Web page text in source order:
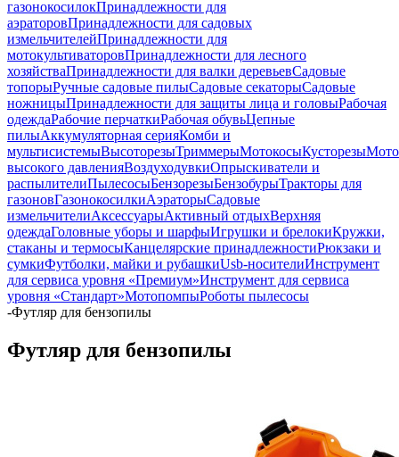
газонокосилокПринадлежности для
аэраторовПринадлежности для садовых
измельчителейПринадлежности для
мотокультиваторовПринадлежности для лесного
хозяйстваПринадлежности для валки деревьевСадовые
топорыРучные садовые пилыСадовые секаторыСадовые
ножницыПринадлежности для защиты лица и головыРабочая
одеждаРабочие перчаткиРабочая обувьЦепные
пилыАккумуляторная серияКомби и
мультисистемыВысоторезыТриммерыМотокосыКусторезы
высокого давленияВоздуходувкиОпрыскиватели и
распылителиПылесосыБензорезыБензобурыТракторы для
газоновГазонокосилкиАэраторыСадовые
измельчителиАксессуарыАктивный отдыхВерхняя
одеждаГоловные уборы и шарфыИгрушки и брелокиКружки,
стаканы и термосыКанцелярские принадлежностиРюкзаки и
сумкиФутболки, майки и рубашкиUsb-носителиИнструмент
для сервиса уровня «Премиум»Инструмент для сервиса
уровня «Стандарт»МотопомпыРоботы пылесосы
-Футляр для бензопилы
Футляр для бензопилы